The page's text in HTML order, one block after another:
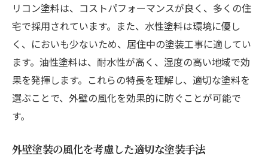
厳しい気候条件でも耐える外壁塗装の選び方
過酷な気候にも強い外壁塗装のポイント
気候条件別に適した塗料の選び方
耐久性を高めるための塗装技術
厳しい環境下での外壁塗装の実例
外壁塗装でメンテナンスコストを抑えるための
リコン塗料は、コストパフォーマンスが良く、多くの住
宅で採用されています。また、水性塗料は環境に優し
く、においも少ないため、居住中の塗装工事に適してい
ます。油性塗料は、耐水性が高く、湿度の高い地域で効
果を発揮します。これらの特長を理解し、適切な塗料を
選ぶことで、外壁の風化を効果的に防ぐことが可能で
す。
外壁塗装の風化を考慮した適切な塗装手法